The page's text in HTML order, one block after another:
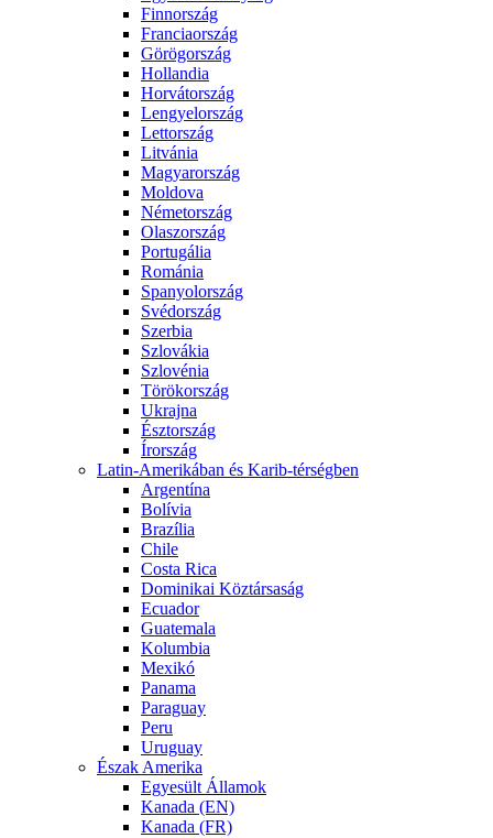
Finnország
Franciaország
Görögország
Hollandia
Horvátország
Lengyelország
Lettország
Litvánia
Magyarország
Moldova
Németország
Olaszország
Portugália
Románia
Spanyolország
Svédország
Szerbia
Szlovákia
Szlovénia
Törökország
Ukrajna
Észtország
Írország
Latin-Amerikában és Karib-térségben
Argentína
Bolívia
Brazília
Chile
Costa Rica
Dominikai Köztársaság
Ecuador
Guatemala
Kolumbia
Mexikó
Panama
Paraguay
Peru
Uruguay
Észak Amerika
Egyesült Államok
Kanada (EN)
Kanada (FR)